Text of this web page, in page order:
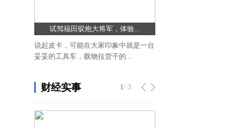
试驾福田驭炮大将军，体验...
说起皮卡，可能在大家印象中就是一台
妥妥的工具车，载物拉货干的...
财经实事 1/ 3